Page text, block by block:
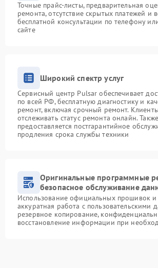
Точные прайс-листы, предварительная
ремонта, отсутствие скрытых платежей и
бесплатной консультации по телефону
сайте
Широкий спектр услуг
Сервисный центр Pulsar обеспечивает
по всей РФ, бесплатную диагностику и
ремонт, включая срочный ремонт.
отслеживать статус ремонта онлайн. Также
предоставляется постгарантийное
продления срока службы техники
Оригинальные программные
безопасное обслуживание
Использование официальных прошивок и
аккуратная работа с пользовательскими
резервное копирование,
восстановление информации при